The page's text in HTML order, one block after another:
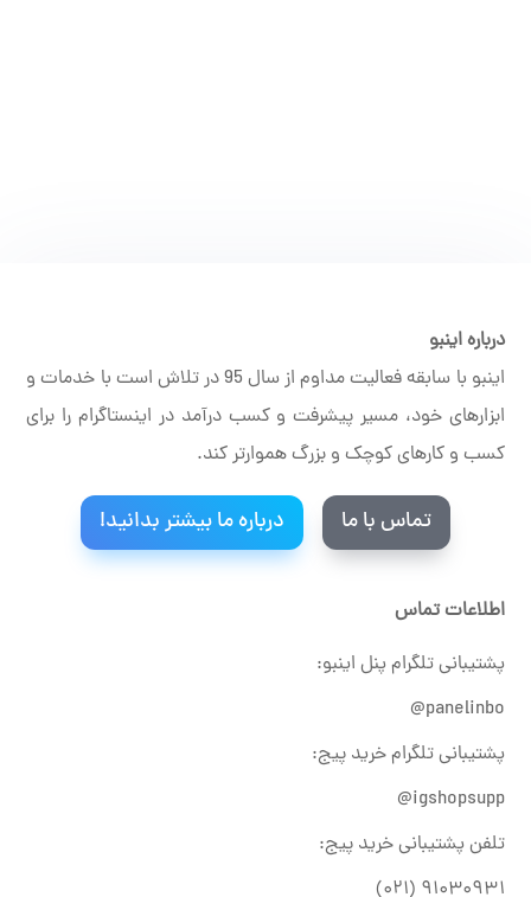
درباره اینبو
اینبو با سابقه فعالیت مداوم از سال 95 در تلاش است با خدمات و
ابزارهای خود، مسیر پیشرفت و کسب درآمد در اینستاگرام را برای
کسب و کارهای کوچک و بزرگ هموارتر کند.
تماس با ما درباره ما بیشتر بدانید!
اطلاعات تماس
پشتیبانی تلگرام پنل اینبو:
panelinbo@
پشتیبانی تلگرام خرید پیج:
igshopsupp@
تلفن پشتیبانی خرید پیج:
۹۱۰۳۰۹۳۱ (۰۲۱)